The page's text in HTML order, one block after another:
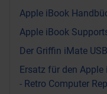
Apple iBook
Apple iBook
Der Griffin iMate
Ersatz für den
- Retro Computer